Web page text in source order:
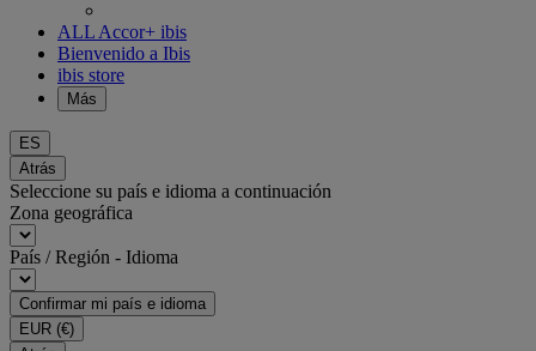
ALL Accor+ ibis
Bienvenido a Ibis
ibis store
Más
ES
Atrás
Seleccione su país e idioma a continuación
Zona geográfica
País / Región - Idioma
Confirmar mi país e idioma
EUR (€)